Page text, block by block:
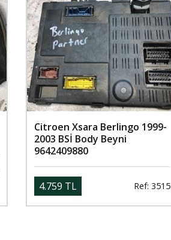
Citroen Xsara Berlingo 1999-
2003 BSİ Body Beyni
9642409880
4.759 TL Ref: 3515